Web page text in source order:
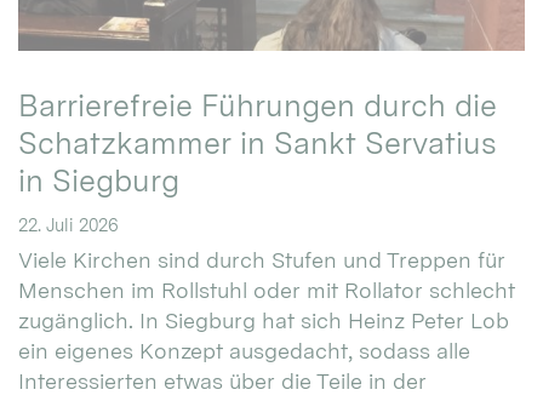
Barrierefreie Führungen durch die
Schatzkammer in Sankt Servatius
in Siegburg
22. Juli 2026
Viele Kirchen sind durch Stufen und Treppen für
Menschen im Rollstuhl oder mit Rollator schlecht
zugänglich. In Siegburg hat sich Heinz Peter Lob
ein eigenes Konzept ausgedacht, sodass alle
Interessierten etwas über die Teile in der